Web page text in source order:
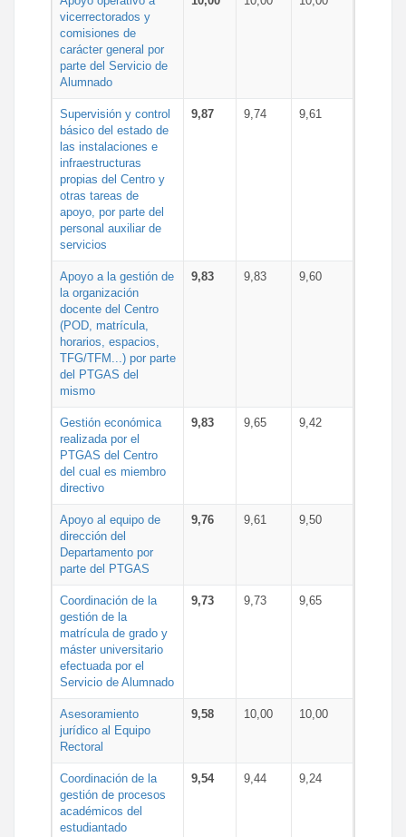
vicerrectorados y
comisiones de
carácter general por
parte del Servicio de
Alumnado
Supervisión y control
básico del estado de
las instalaciones e
infraestructuras
propias del Centro y
otras tareas de
apoyo, por parte del
personal auxiliar de
servicios
9,87 9,74 9,61
Apoyo a la gestión de
la organización
docente del Centro
(POD, matrícula,
horarios, espacios,
TFG/TFM...) por parte
del PTGAS del
mismo
9,83 9,83 9,60
Gestión económica
realizada por el
PTGAS del Centro
del cual es miembro
directivo
9,83 9,65 9,42
Apoyo al equipo de
dirección del
Departamento por
parte del PTGAS
9,76 9,61 9,50
Coordinación de la
gestión de la
matrícula de grado y
máster universitario
efectuada por el
Servicio de Alumnado
9,73 9,73 9,65
Asesoramiento
jurídico al Equipo
Rectoral
9,58 10,00 10,00
Coordinación de la
gestión de procesos
académicos del
estudiantado
9,54 9,44 9,24